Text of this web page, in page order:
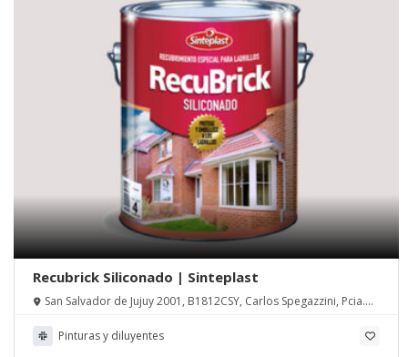
Recubrick Siliconado | Sinteplast
San Salvador de Jujuy 2001, B1812CSY, Carlos Spegazzini, Pcia.
Pinturas y diluyentes